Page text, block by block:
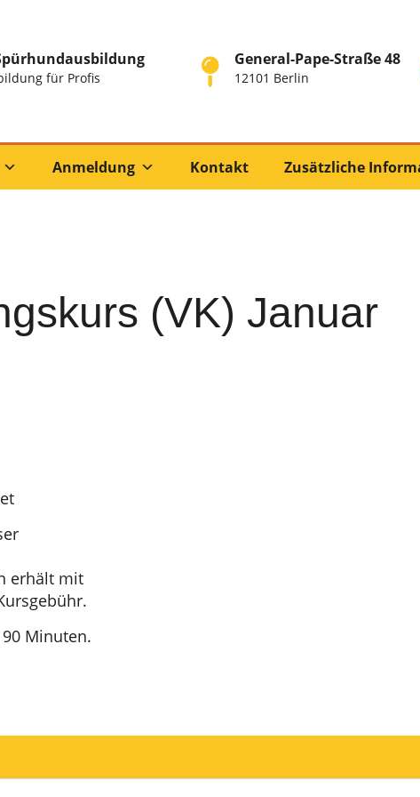
für Profis
General-Pape-Straße 48
12101 Berlin
Anmeldung Kontakt Zusätzliche
(VK) Januar
erhält mit
Minuten.